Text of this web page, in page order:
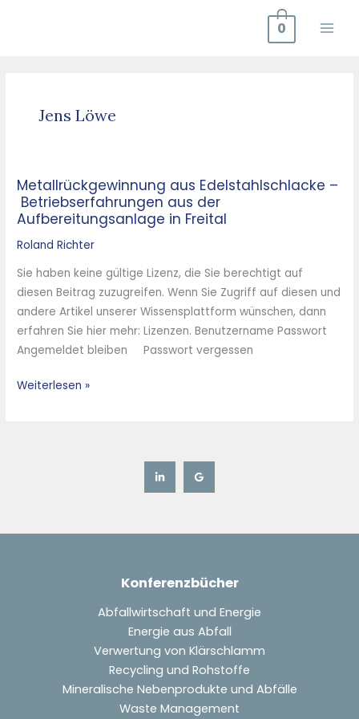
0
Jens Löwe
Metallrückgewinnung aus Edelstahlschlacke –
Betriebserfahrungen aus der
Aufbereitungsanlage in Freital
Roland Richter
Sie haben keine gültige Lizenz, die Sie berechtigt auf
diesen Beitrag zuzugreifen. Wenn Sie Zugriff auf diesen und
andere Artikel unserer Wissensplattform wünschen, dann
erfahren Sie hier mehr: Lizenzen. Benutzername Passwort
Angemeldet bleiben Passwort vergessen
Metallrückgewinnung
aus
Edelstahlschlacke
–
aus
der
Aufbereitungsanlage
in
Freital
Weiterlesen »
Konferenzbücher
Abfallwirtschaft und Energie
Energie aus Abfall
Verwertung von Klärschlamm
Recycling und Rohstoffe
Mineralische Nebenprodukte und Abfälle
Waste Management